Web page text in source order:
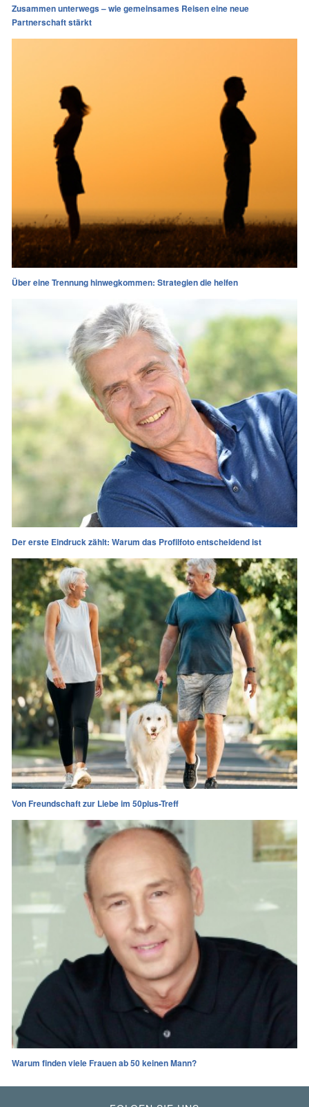
Zusammen unterwegs – wie gemeinsames Reisen eine neue
Partnerschaft stärkt
Über eine Trennung hinwegkommen: Strategien die helfen
Der erste Eindruck zählt: Warum das Profilfoto entscheidend ist
Von Freundschaft zur Liebe im 50plus-Treff
Warum finden viele Frauen ab 50 keinen Mann?